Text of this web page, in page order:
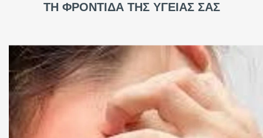
ΤΗ ΦΡΟΝΤΙΔΑ ΤΗΣ ΥΓΕΙΑΣ ΣΑΣ